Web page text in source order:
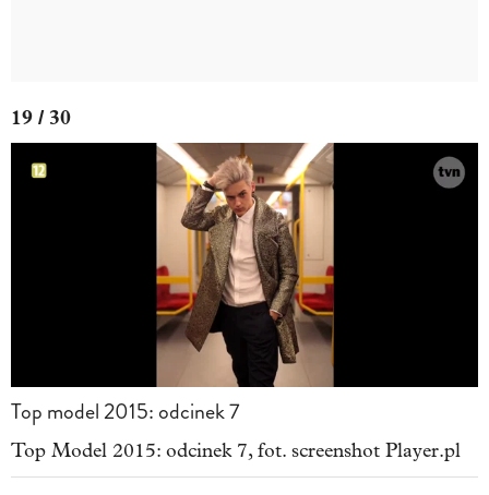
19 / 30
Top model 2015: odcinek 7
Top Model 2015: odcinek 7, fot. screenshot Player.pl